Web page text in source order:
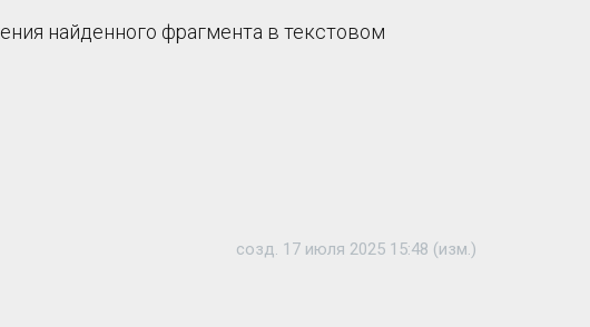
найденного фрагмента в текстовом
созд. 17 июля 2025 15:48 (изм.)